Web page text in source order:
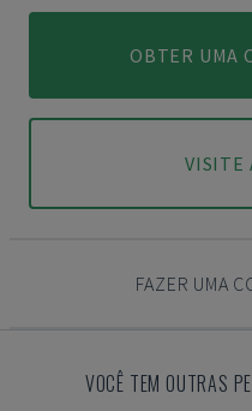
OBTER UMA
VISITE
FAZER UMA
VOCÊ TEM OUTRAS